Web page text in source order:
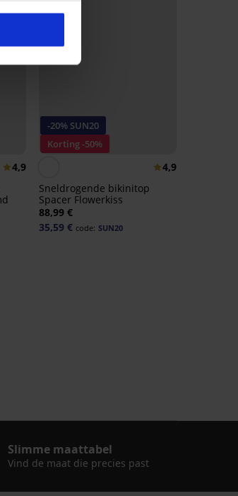
4,9
-20% SUN20
Korting -50%
4,9
Sneldrogende bikinitop
Spacer Flowerkiss
88,99 €
35,59 € code: SUN20
Slimme maattabel
Vind de maat die precies past